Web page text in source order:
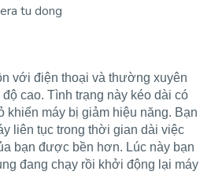
với điện thoại và thường xuyên
cao. Tình trạng này kéo dài có
khiến máy bị giảm hiệu năng. Bạn
liên tục trong thời gian dài việc
bạn được bền hơn. Lúc này bạn
đang chạy rồi khởi động lại máy